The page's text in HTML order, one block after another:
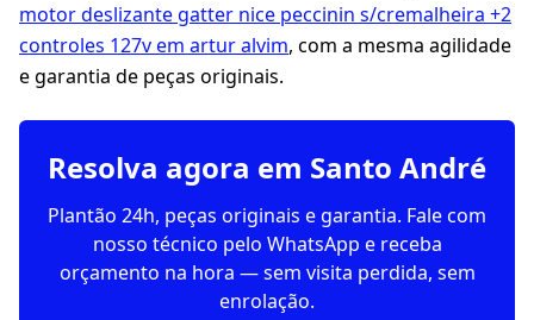
motor deslizante gatter nice peccinin s/cremalheira +2
controles 127v em artur alvim, com a mesma agilidade
e garantia de peças originais.
Resolva agora em Santo André
Plantão 24h, peças originais e garantia. Fale com
nosso técnico pelo WhatsApp e receba
orçamento na hora — sem visita perdida, sem
enrolação.